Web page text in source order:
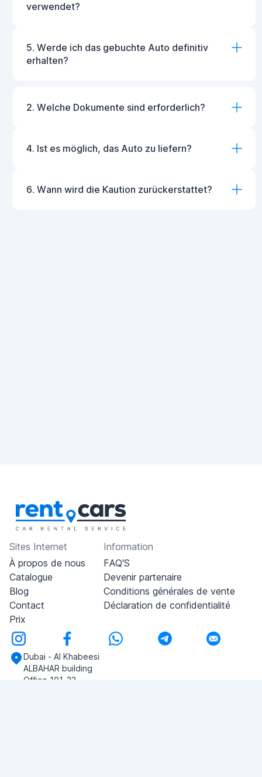
verwendet?
5. Werde ich das gebuchte Auto definitiv
erhalten?
2. Welche Dokumente sind erforderlich?
4. Ist es möglich, das Auto zu liefern?
6. Wann wird die Kaution zurückerstattet?
Sites Internet
À propos de nous
Catalogue
Blog
Contact
Prix
Information
FAQ'S
Devenir partenaire
Conditions générales de vente
Déclaration de confidentialité
Dubai - Al Khabeesi
ALBAHAR building
Office 101-33